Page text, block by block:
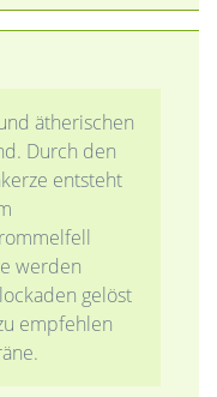
ätherischen
Durch den
entsteht
werden
gelöst
empfehlen